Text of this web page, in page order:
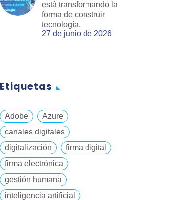
está transformando la
forma de construir
tecnología.
27 de junio de 2026
Etiquetas
Adobe
Azure
canales digitales
digitalización
firma digital
firma electrónica
gestión humana
inteligencia artificial